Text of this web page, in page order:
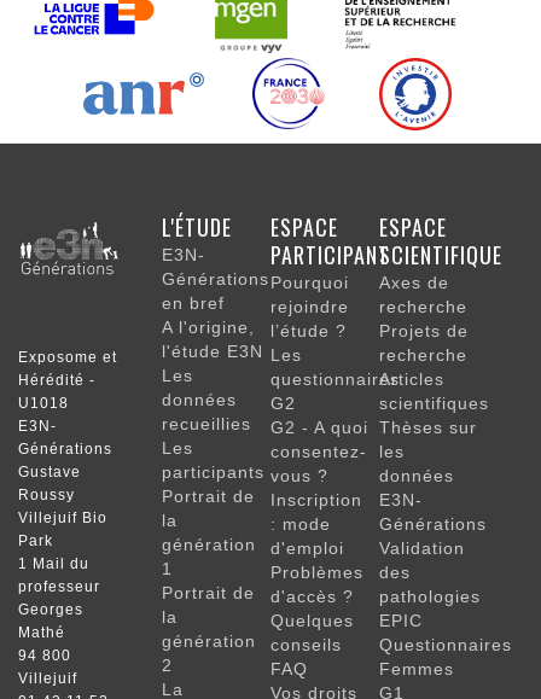
NAVIGATION
PRINCIPALE
L'ÉTUDE
E3N-
Générations
en bref
A l'origine,
l'étude E3N
Les
données
recueillies
Les
participants
Portrait de
la
génération
1
Portrait de
la
génération
2
La
ESPACE
PARTICIPANT
Pourquoi
rejoindre
l’étude ?
Les
questionnaires
G2
G2 - A quoi
consentez-
vous ?
Inscription
: mode
d'emploi
Problèmes
d'accès ?
Quelques
conseils
FAQ
Vos droits
ESPACE
SCIENTIFIQUE
Axes de
recherche
Projets de
recherche
Articles
scientifiques
Thèses sur
les
données
E3N-
Générations
Validation
des
pathologies
EPIC
Questionnaires
Femmes
G1
Exposome et
Hérédité -
U1018
E3N-
Générations
Gustave
Roussy
Villejuif Bio
Park
1 Mail du
professeur
Georges
Mathé
94 800
Villejuif